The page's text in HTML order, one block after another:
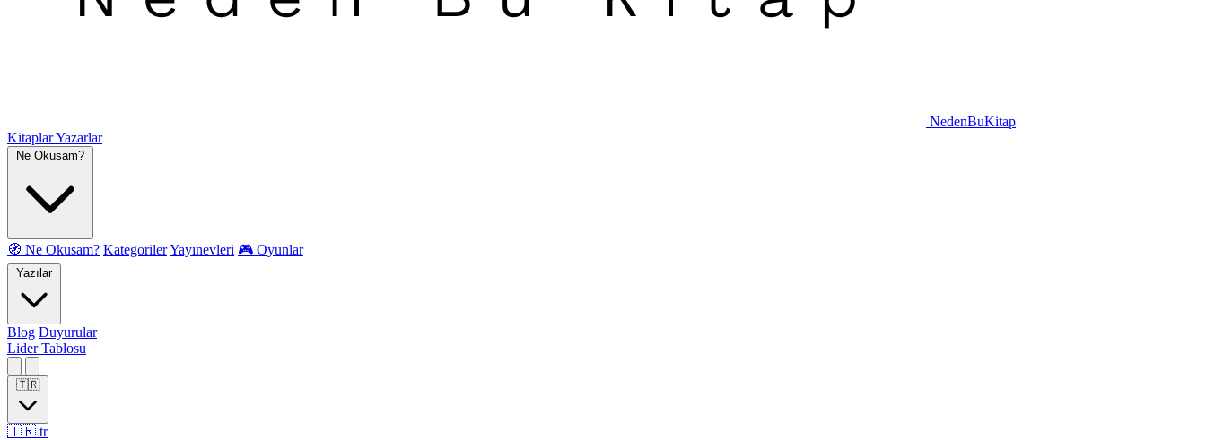
NedenBuKitap
KitaplarYazarlar
Ne Okusam?
🧭 Ne Okusam? KategorilerYayınevleri 🎮 Oyunlar
Yazılar
Blog Duyurular
Lider Tablosu
🇹🇷
🇹🇷 tr